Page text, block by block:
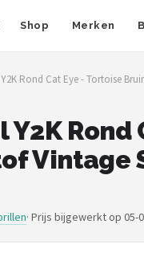
Shop Merken
Rond Cat Eye - Tortoise
Y2K
Vintage
· Prijs bijgewerkt op 05-